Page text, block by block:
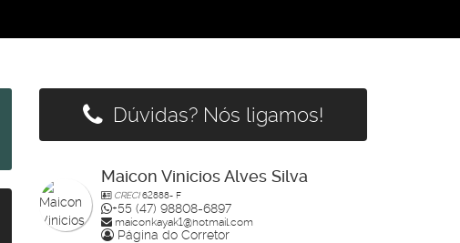
Dúvidas? Nós ligamos!
Maicon Vinicios Alves Silva
CRECI62888- F
+55 (47) 98808-6897
maiconkayak1@hotmail.com
Página do Corretor